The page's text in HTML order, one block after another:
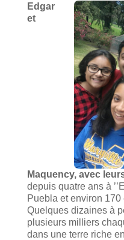
Edgar
et
Maquency, avec
depuis quatre ans à
Puebla et environ
Quelques dizaines à
plusieurs milliers
dans une terre riche